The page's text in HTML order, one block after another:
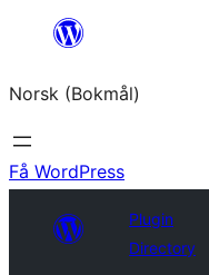
Hopp
innhold
Norsk (Bokmål)
Få WordPress
Plugin
Directory